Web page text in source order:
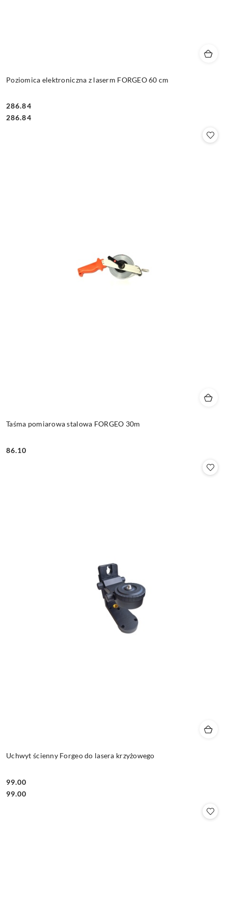
Poziomica elektroniczna z laserm FORGEO 60 cm
Cena:
286.84
Cena:
286.84
Taśma pomiarowa stalowa FORGEO 30m
Cena:
86.10
Uchwyt ścienny Forgeo do lasera krzyżowego
Cena:
99.00
Cena:
99.00